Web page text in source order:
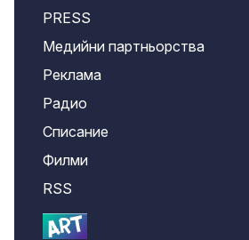
PRESS
Медийни партньорства
Реклама
Радио
Списание
Филми
RSS